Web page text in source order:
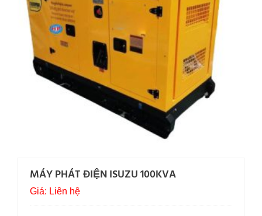
MÁY PHÁT ĐIỆN ISUZU 100KVA
Giá: Liên hệ